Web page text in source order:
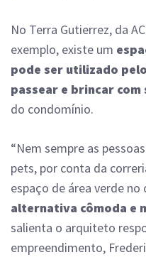
No Terra Gutierrez, da
exemplo, existe um
pode ser utilizado
passear e brincar com
do condomínio.
“Nem sempre as
pets, por conta da
espaço de área verde
alternativa cômoda e
salienta o arquiteto
empreendimento,